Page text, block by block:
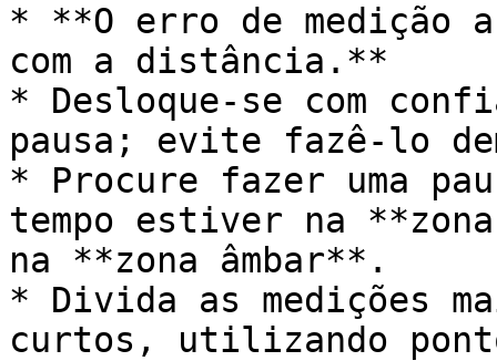
* **O erro de medição
com a distância.**
* Desloque-se com
pausa; evite fazê-lo
* Procure fazer uma
tempo estiver na
na **zona âmbar**.
* Divida as medições